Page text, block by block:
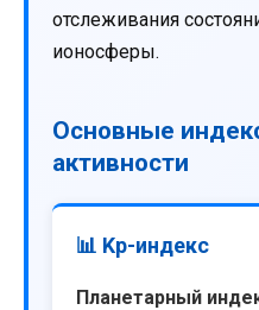
отслеживания
ионосферы.
Основные
активности
📊 Kp-индекс
Планетарный